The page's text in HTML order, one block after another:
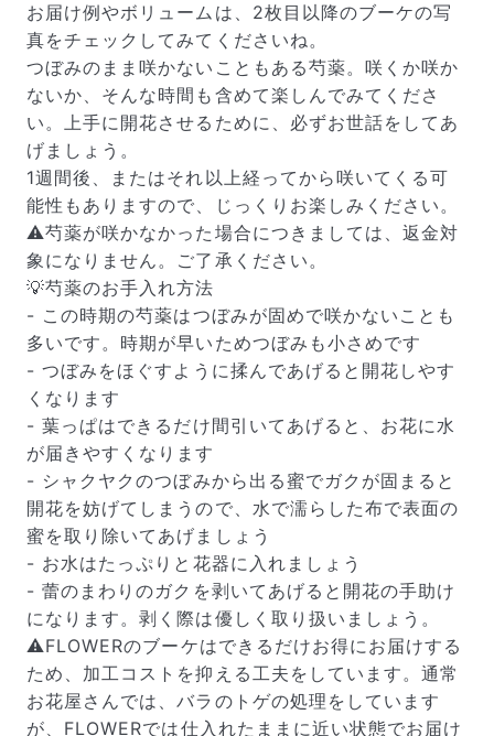
届いたお花に元気がなかったら？
もし届いたお花に「枯れている」「折れている」などの
不備があった場合は、些細なことでもお気軽にサポート
までご連絡ください。ご返金にて補償いたします。
お届け例やボリュームは、2枚目以降のブーケの写
真をチェックしてみてくださいね。
つぼみのまま咲かないこともある芍薬。咲くか咲か
ないか、そんな時間も含めて楽しんでみてくださ
い。上手に開花させるために、必ずお世話をしてあ
げましょう。
1週間後、またはそれ以上経ってから咲いてくる可
能性もありますので、じっくりお楽しみください。
⚠️芍薬が咲かなかった場合につきましては、返金対
象になりません。ご了承ください。
💡芍薬のお手入れ方法
- この時期の芍薬はつぼみが固めで咲かないことも
多いです。時期が早いためつぼみも小さめです
- つぼみをほぐすように揉んであげると開花しやす
くなります
- 葉っぱはできるだけ間引いてあげると、お花に水
が届きやすくなります
- シャクヤクのつぼみから出る蜜でガクが固まると
開花を妨げてしまうので、水で濡らした布で表面の
蜜を取り除いてあげましょう
- お水はたっぷりと花器に入れましょう
- 蕾のまわりのガクを剥いてあげると開花の手助け
になります。剥く際は優しく取り扱いましょう。
⚠️FLOWERのブーケはできるだけお得にお届けする
ため、加工コストを抑える工夫をしています。通常
お花屋さんでは、バラのトゲの処理をしています
が、FLOWERでは仕入れたままに近い状態でお届け